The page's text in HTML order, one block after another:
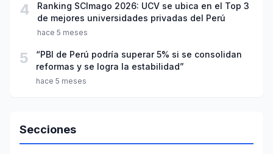
4
Ranking SCImago 2026: UCV se ubica en el Top 3
de mejores universidades privadas del Perú
hace 5 meses
5
“PBI de Perú podría superar 5% si se consolidan
reformas y se logra la estabilidad”
hace 5 meses
Secciones